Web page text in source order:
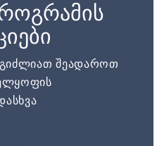
შეადაროთ